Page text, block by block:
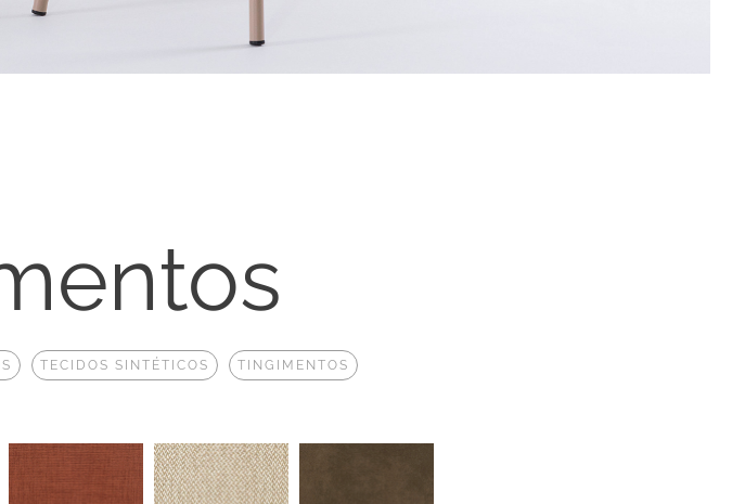
TECIDOS SINTÉTICOS TINGIMENTOS